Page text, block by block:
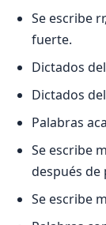
Se escribe
fuerte.
Dictados
Dictados
Palabras
Se escribe
después
Se escribe